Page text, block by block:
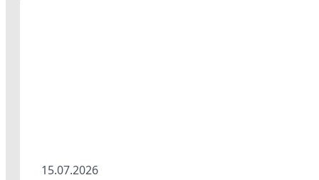
15.07.2026